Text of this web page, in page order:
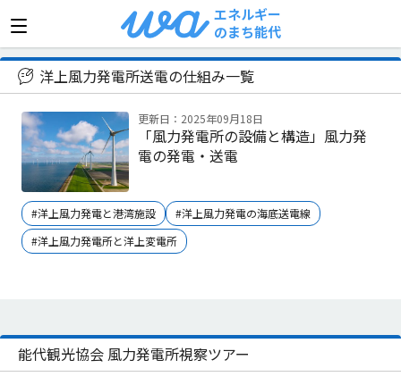
エネルギー
のまち能代
洋上風力発電所送電の仕組み
洋上風力発電所送電の仕組み一覧
更新日：2025年09月18日
「風力発電所の設備と構造」風力発
電の発電・送電
#洋上風力発電と港湾施設
#洋上風力発電の海底送電線
#洋上風力発電所と洋上変電所
能代観光協会 風力発電所視察ツアー